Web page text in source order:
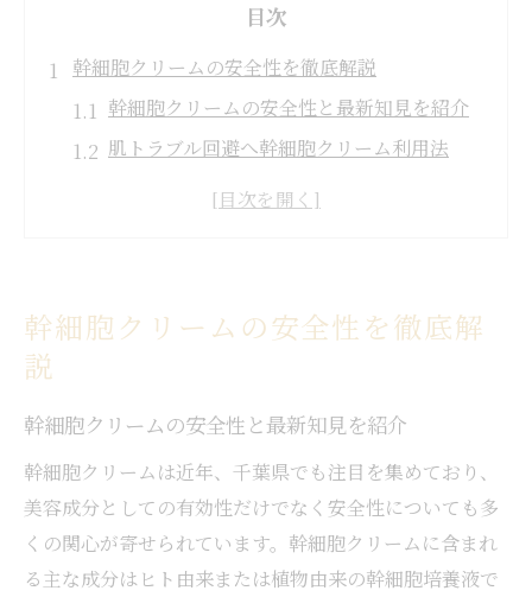
目次
幹細胞クリームの安全性を徹底解説
幹細胞クリームの安全性と最新知見を紹介
肌トラブル回避へ幹細胞クリーム利用法
アレルギー対策と幹細胞クリームの選び方
敏感肌でも安心な幹細胞クリーム選び方
敏感肌向け幹細胞クリームの見極め方
パッチテストと幹細胞クリームの相性
幹細胞クリーム選びで避けるべき成分
安心できる幹細胞クリーム相談先の探し方
がん化リスクは？幹細胞クリームの真実
幹細胞クリームの安全性を徹底解
説
幹細胞クリームの安全性と最新知見を紹介
幹細胞クリームは近年、千葉県でも注目を集めており、
美容成分としての有効性だけでなく安全性についても多
くの関心が寄せられています。幹細胞クリームに含まれ
る主な成分はヒト由来または植物由来の幹細胞培養液で